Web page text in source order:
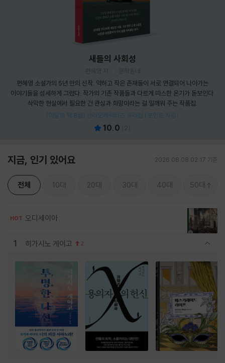
새들의 사회성
편혜영 소설가의 5년 만의 신작. 약하고 작은 존재들이 서로 연결되어 나아가는
이야기들을 섬세하게 그렸다. 작가의 기존 작품들과 다르게 따스한 온기가 돋보인다.
삭막한 현실에서 필요한 건 관심과 희망이라는 걸 일깨워 주는 작품집.
[이달의 책 8월] 산리오캐릭터즈 유리컵 (포인트 차감)
10.0
지금, 인기 있어요 2026.08.08 02:17 기준
전체 10대 20대 30대 40대 50대
HOT 오디세이아
1 히가시노 게이고 2